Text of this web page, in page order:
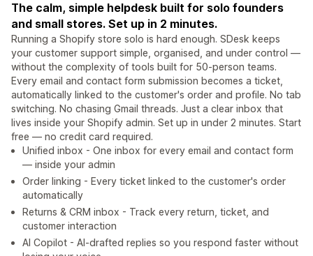
The calm, simple helpdesk built for solo founders
and small stores. Set up in 2 minutes.
Running a Shopify store solo is hard enough. SDesk keeps
your customer support simple, organised, and under control —
without the complexity of tools built for 50-person teams.
Every email and contact form submission becomes a ticket,
automatically linked to the customer's order and profile. No tab
switching. No chasing Gmail threads. Just a clear inbox that
lives inside your Shopify admin. Set up in under 2 minutes. Start
free — no credit card required.
Unified inbox - One inbox for every email and contact form
— inside your admin
Order linking - Every ticket linked to the customer's order
automatically
Returns & CRM inbox - Track every return, ticket, and
customer interaction
AI Copilot - AI-drafted replies so you respond faster without